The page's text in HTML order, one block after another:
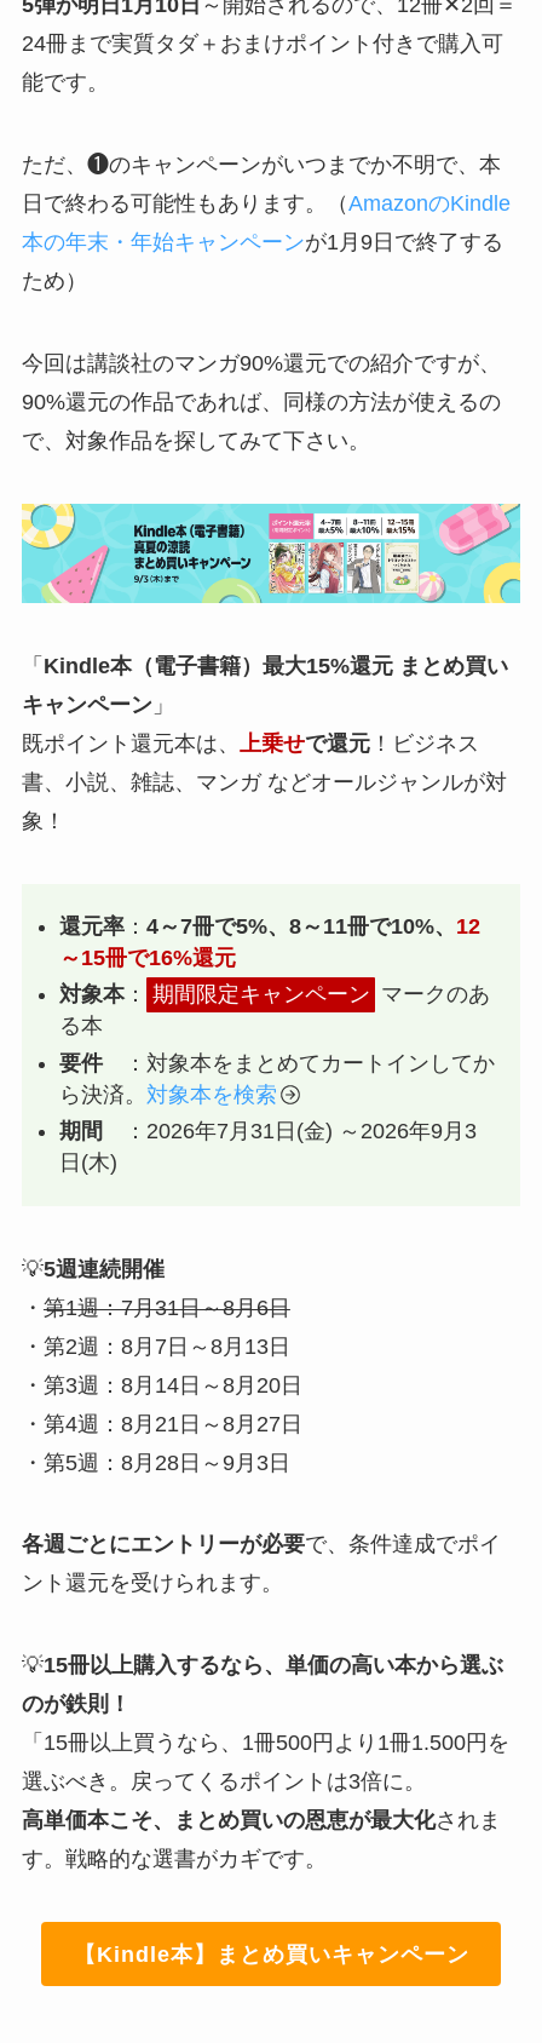
5弾が明日1月10日 ～開始されるので、12冊✕2回＝
24冊まで実質タダ＋おまけポイント付きで購入可
能です。
ただ、❶のキャンペーンがいつまでか不明で、本
日で終わる可能性もあります。（AmazonのKindle
本の年末・年始キャンペーンが1月9日で終了する
ため）
今回は講談社のマンガ90%還元での紹介ですが、
90%還元の作品であれば、同様の方法が使えるの
で、対象作品を探してみて下さい。
「 Kindle本（電子書籍）最大15%還元 まとめ買い
キャンペーン」
既ポイント還元本は、
上乗せで還元！ビジネス
書、小説、雑誌、マンガ などオールジャンルが対
象！
還元率 ：4～7冊で5%、8～11冊で10%、 12
～15冊で16%還元
対象本： 期間限定キャンペーン マークのあ
る本
要件
：対象本をまとめてカートインしてか
ら決済。 対象本を検索
期間
：2026年7月31日(金) ～2026年9月3
日(木)
💡5週連続開催
・ 第1週：7月31日～8月6日
・第2週：8月7日～8月13日
・第3週：8月14日～8月20日
・第4週：8月21日～8月27日
・第5週：8月28日～9月3日
各週ごとにエントリーが必要で、条件達成でポイ
ント還元を受けられます。
💡15冊以上購入するなら、単価の高い本から選ぶ
のが鉄則！
「15冊以上買うなら、1冊500円より1冊1.500円を
選ぶべき。戻ってくるポイントは3倍に。
高単価本こそ、まとめ買いの恩恵が最大化されま
す。戦略的な選書がカギです。
【Kindle本】まとめ買いキャンペーン